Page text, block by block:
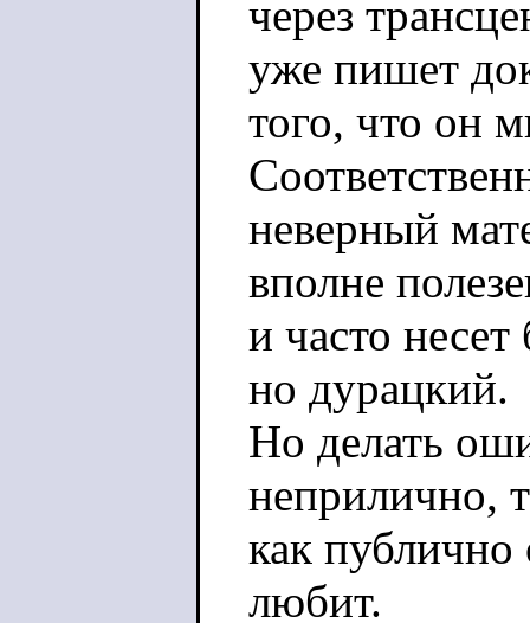
через
уже пишет
того, что он
неверный
вполне
и часто
но дурацкий.
Но делать
неприлично,
как публично
любит.